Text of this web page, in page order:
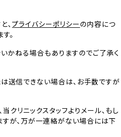
、プライバシーポリシーの内容につ
。
かねる場合もありますのでご了承く
送信できない場合は、お手数ですが
クリニックスタッフよりメール、もし
すが、万が一連絡がない場合には下